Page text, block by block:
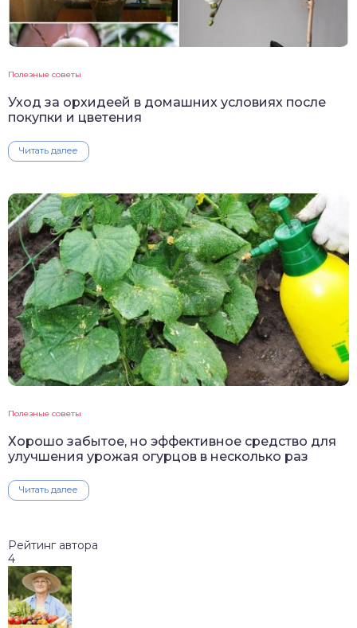
Полезные советы
Уход за орхидеей в домашних условиях после
покупки и цветения
Читать далее
Полезные советы
Хорошо забытое, но эффективное средство для
улучшения урожая огурцов в несколько раз
Читать далее
Рейтинг автора
4